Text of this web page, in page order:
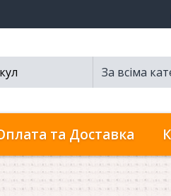
За всіма
та Доставка